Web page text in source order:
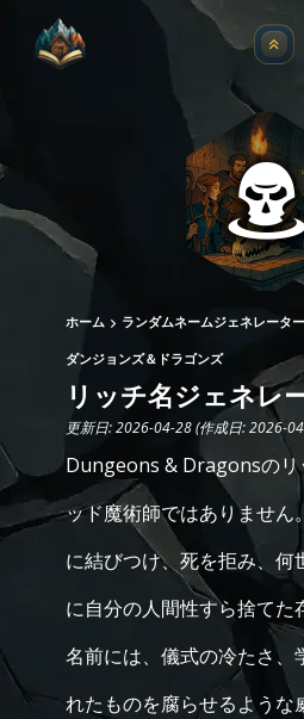
ア
ホーム ランダムネームジェネレーター
ダンジョンズ＆ドラゴンズ
リッチ名ジェネレ
更新日: 2026-04-28 (作成日: 2026-
Dungeons & Dragonsのリ
ッド魔術師ではありません
に結びつけ、死を拒み、何
に自分の人間性すら捨てた
名前には、儀式の冷たさ、
れたものを腐らせるような